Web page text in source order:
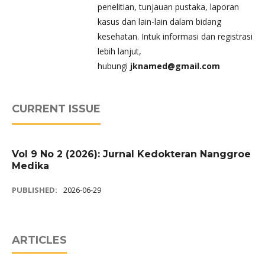
penelitian, tunjauan pustaka, laporan
kasus dan lain-lain dalam bidang
kesehatan. Intuk informasi dan registrasi
lebih lanjut,
hubungi jknamed@gmail.com
CURRENT ISSUE
Vol 9 No 2 (2026): Jurnal Kedokteran Nanggroe
Medika
PUBLISHED: 2026-06-29
ARTICLES